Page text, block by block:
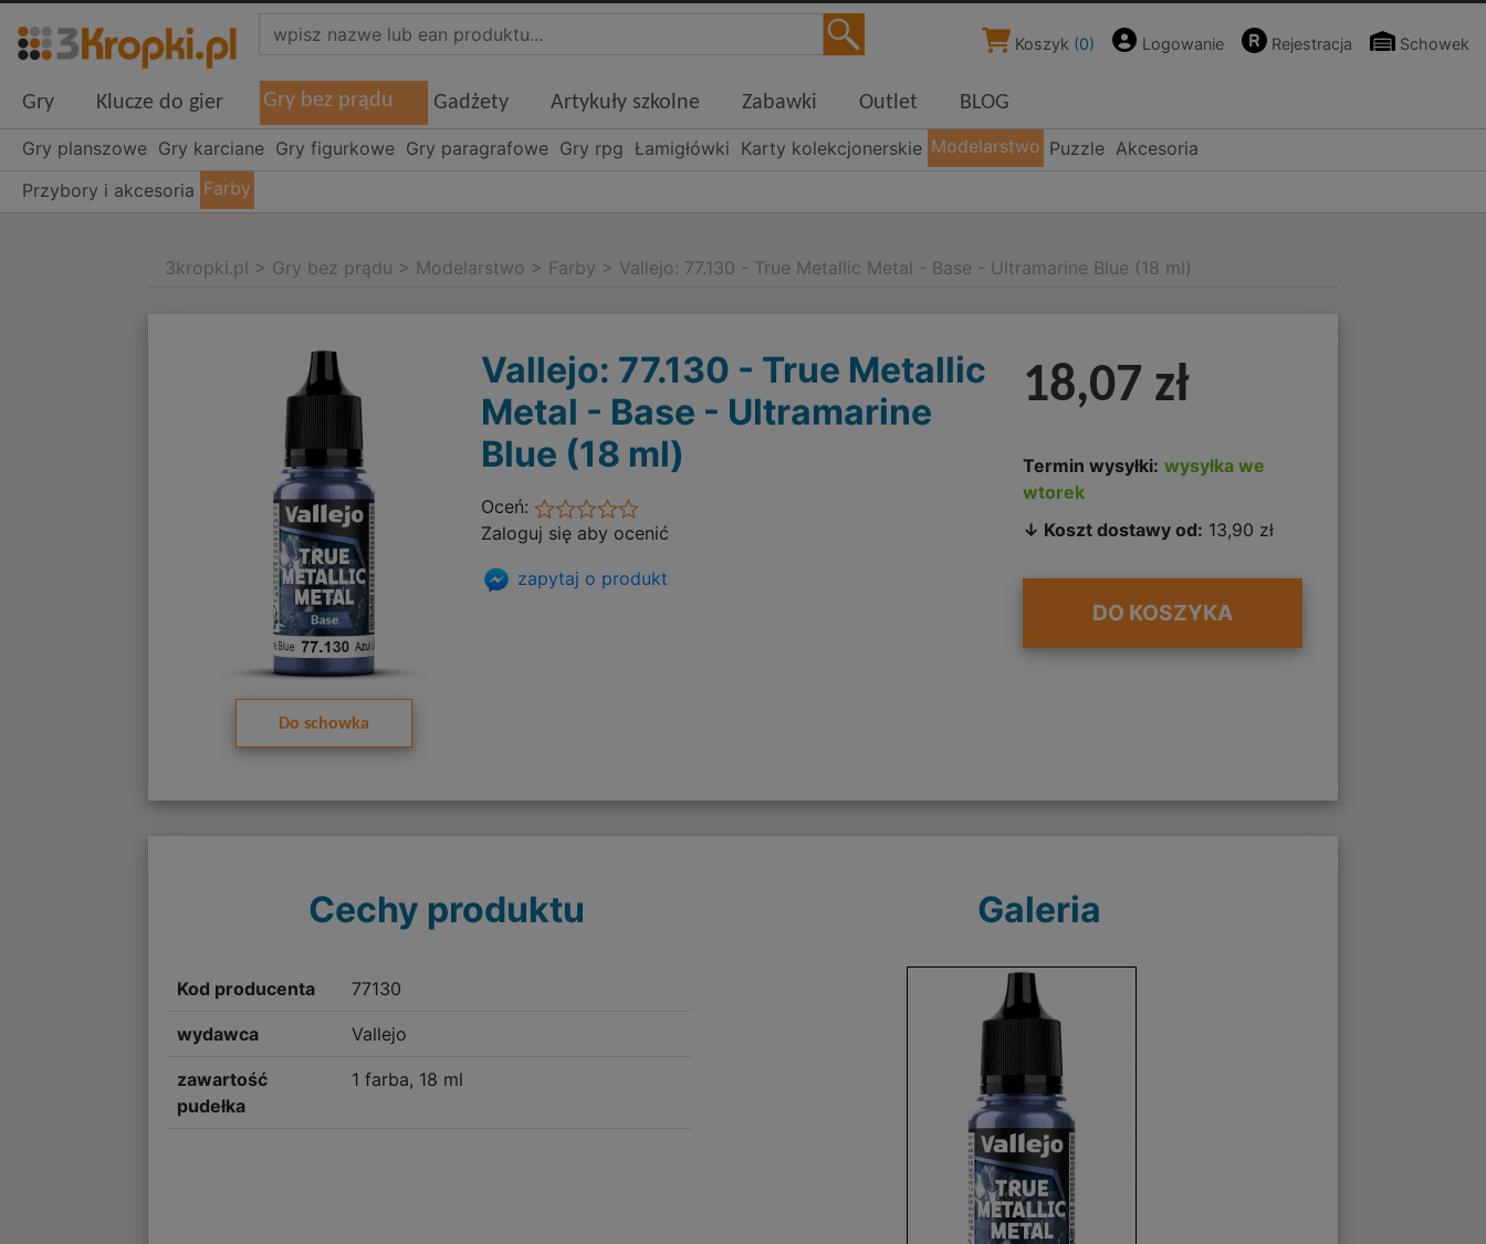
Koszyk (0) Logowanie Rejestracja Schowek
Gry Klucze do gier Gry bez prądu Gadżety Artykuły szkolne Zabawki Outlet BLOG
Gry planszowe Gry karciane Gry figurkowe Gry paragrafowe Gry rpg Łamigłówki Karty kolekcjonerskie Modelarstwo Puzzle Akcesoria
Przybory i akcesoria Farby
3kropki.pl > Gry bez prądu > Modelarstwo > Farby > Vallejo: 77.130 - True Metallic Metal - Base - Ultramarine Blue (18 ml)
Do schowka
Vallejo: 77.130 - True Metallic
Metal - Base - Ultramarine
Blue (18 ml)
Oceń:
Zaloguj się aby ocenić
zapytaj o produkt
18,07 zł
Termin wysyłki: wysyłka we
wtorek
↓ Koszt dostawy od: 13,90 zł
DO KOSZYKA
Cechy produktu
Kod producenta 77130
wydawca Vallejo
zawartość
pudełka
1 farba, 18 ml
Galeria